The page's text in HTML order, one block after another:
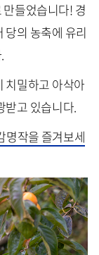
들었습니다! 경
당의 농축에 유리
치밀하고 아삭아
받고 있습니다.
명작을 즐겨보세